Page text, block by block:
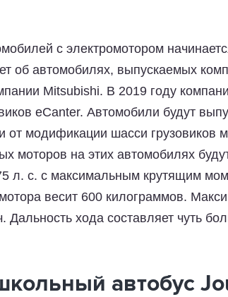
с электромотором
об автомобилях, выпускаемых
Mitsubishi. В 2019 году
eCanter. Автомобили будут
от модификации шасси грузовиков
моторов на этих автомобилях
л. с. с максимальным крутящим
весит 600 килограммов.
Дальность хода составляет чуть
автобус